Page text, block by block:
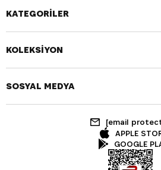
KATEGORİLER
KOLEKSİYON
SOSYAL MEDYA
[email
APPLE
GOOGLE